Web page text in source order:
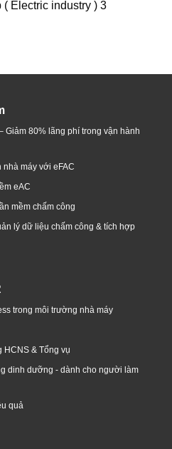
Giảm 80% lãng phí trong vận hành
máy với eFAC
eAC
mềm chấm công
lý dữ liệu chấm công & tích hợp
trong môi trường nhà máy
HCNS & Tổng vụ
dinh dưỡng - dành cho người làm
quả